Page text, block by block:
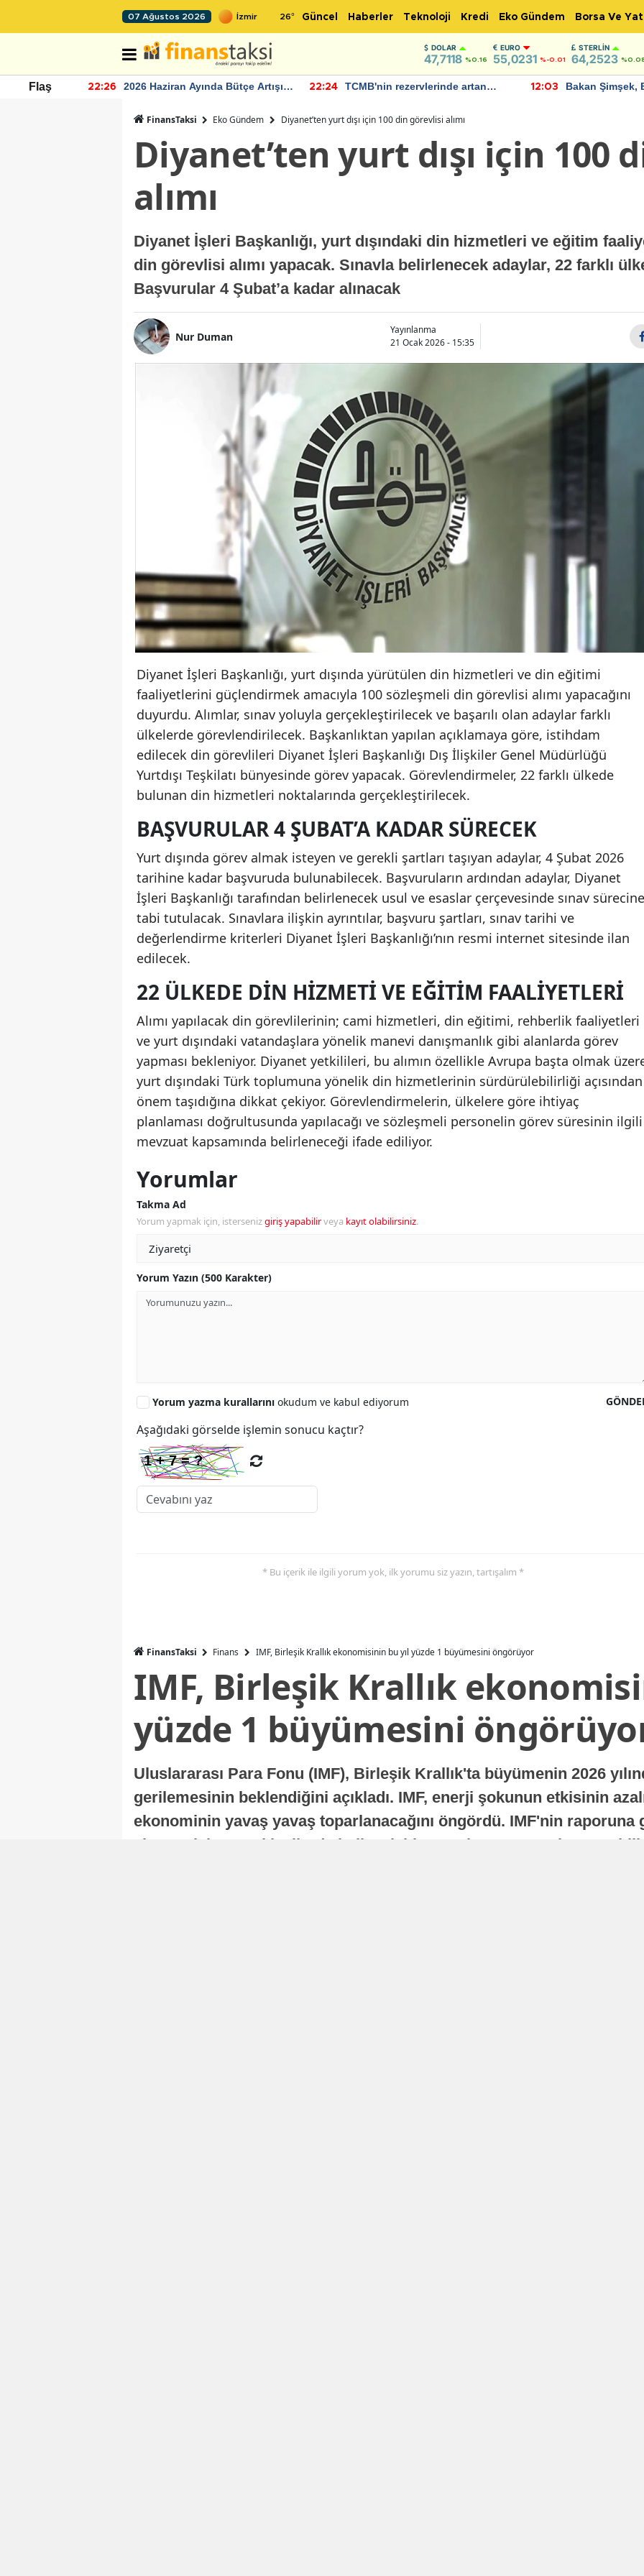
07 Ağustos 2026 26° Güncel Haberler Teknoloji Kredi Eko Gündem Borsa Ve
DOLAR
47,7118 %0.16
EURO
55,0231 %-0.01
STERLIN
64,2523
Flaş 22:26
2026 Haziran Ayında Bütçe Artışı
22:24
TCMB'nin rezervlerinde artan
12:03
Bakan Şimşek,
FinansTaksi Eko Gündem Diyanet’ten yurt dışı için 100 din görevlisi alımı
Diyanet’ten yurt dışı için 100
alımı
Diyanet İşleri Başkanlığı, yurt dışındaki din hizmetleri ve eğitim
din görevlisi alımı yapacak. Sınavla belirlenecek adaylar, 22 farklı
Başvurular 4 Şubat’a kadar alınacak
Nur Duman
Yayınlanma
21 Ocak 2026 - 15:35
Diyanet İşleri Başkanlığı, yurt dışında yürütülen din hizmetleri ve din eğitimi
faaliyetlerini güçlendirmek amacıyla 100 sözleşmeli din görevlisi alımı yapacağını
duyurdu. Alımlar, sınav yoluyla gerçekleştirilecek ve başarılı olan adaylar farklı
ülkelerde görevlendirilecek. Başkanlıktan yapılan açıklamaya göre, istihdam
edilecek din görevlileri Diyanet İşleri Başkanlığı Dış İlişkiler Genel Müdürlüğü
Yurtdışı Teşkilatı bünyesinde görev yapacak. Görevlendirmeler, 22 farklı ülkede
bulunan din hizmetleri noktalarında gerçekleştirilecek.
BAŞVURULAR 4 ŞUBAT’A KADAR SÜRECEK
Yurt dışında görev almak isteyen ve gerekli şartları taşıyan adaylar, 4 Şubat 2026
tarihine kadar başvuruda bulunabilecek. Başvuruların ardından adaylar, Diyanet
İşleri Başkanlığı tarafından belirlenecek usul ve esaslar çerçevesinde sınav sürecine
tabi tutulacak. Sınavlara ilişkin ayrıntılar, başvuru şartları, sınav tarihi ve
değerlendirme kriterleri Diyanet İşleri Başkanlığı’nın resmi internet sitesinde ilan
edilecek.
22 ÜLKEDE DIN HIZMETI VE EĞITIM FAALIYETLERI
Alımı yapılacak din görevlilerinin; cami hizmetleri, din eğitimi, rehberlik faaliyetleri
ve yurt dışındaki vatandaşlara yönelik manevi danışmanlık gibi alanlarda görev
yapması bekleniyor. Diyanet yetkilileri, bu alımın özellikle Avrupa başta olmak
yurt dışındaki Türk toplumuna yönelik din hizmetlerinin sürdürülebilirliği açısından
önem taşıdığına dikkat çekiyor. Görevlendirmelerin, ülkelere göre ihtiyaç
planlaması doğrultusunda yapılacağı ve sözleşmeli personelin görev süresinin ilgili
mevzuat kapsamında belirleneceği ifade ediliyor.
Yorumlar
Takma Ad
Yorum yapmak için, istersenizgiriş yapabilirveya kayıt olabilirsiniz.
Yorum Yazın (500 Karakter)
Yorum yazma kurallarını okudum ve kabul ediyorum
Aşağıdaki görselde işlemin sonucu kaçtır?
* Bu içerik ile ilgili yorum yok, ilk yorumu siz yazın, tartışalım *
FinansTaksi Finans IMF, Birleşik Krallık ekonomisinin bu yıl yüzde 1 büyümesini öngörüyor
IMF, Birleşik Krallık
yüzde 1 büyümesini
Uluslararası Para Fonu (IMF), Birleşik Krallık'ta büyümenin 2026
gerilemesinin beklendiğini açıkladı. IMF, enerji şokunun etkisinin
ekonominin yavaş yavaş toparlanacağını öngördü. IMF'nin raporuna
ekonomisi, sonraki yıllarda istikrarlı bir toparlanma süreci